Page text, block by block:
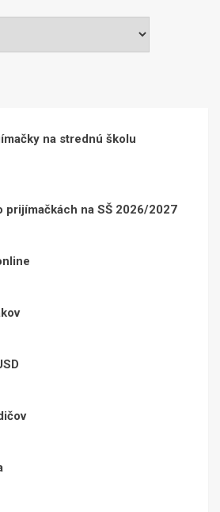
na strednú školu
prijímačkách na SŠ 2026/2027